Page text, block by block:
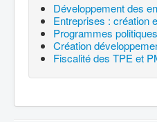
Développement des
Entreprises : création
Programmes politiques
Création
Fiscalité des TPE et